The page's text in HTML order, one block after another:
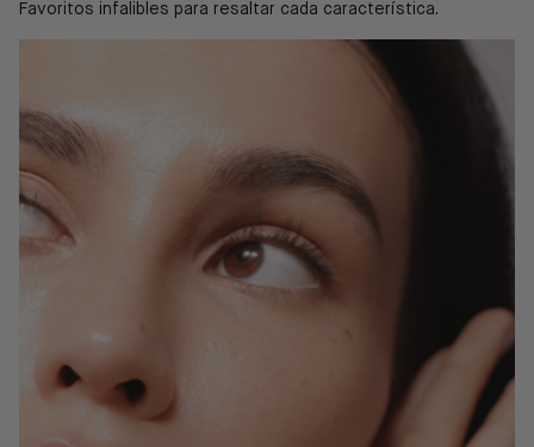
Favoritos infalibles para resaltar cada característica.